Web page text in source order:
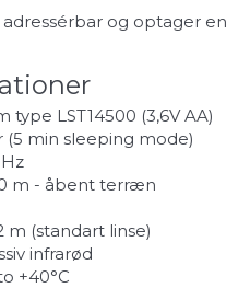
og optager en
type LST14500 (3,6V AA)
(5 min sleeping mode)
m - åbent terræn
m (standart linse)
infrarød
+40°C